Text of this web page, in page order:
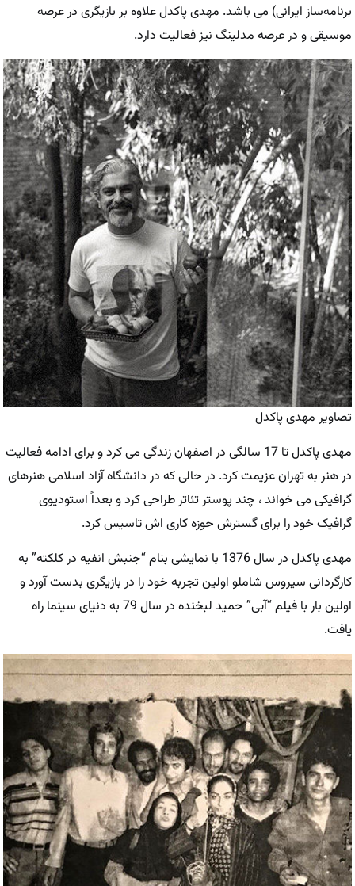
برنامه‌ساز ایرانی) می باشد. مهدی پاکدل علاوه بر بازیگری در عرصه
موسیقی و در عرصه مدلینگ نیز فعالیت دارد.
تصاویر مهدی پاکدل
مهدی پاکدل تا 17 سالگی در اصفهان زندگی می کرد و برای ادامه فعالیت
در هنر به تهران عزیمت کرد. در حالی که در دانشگاه آزاد اسلامی هنرهای
گرافیکی می خواند ، چند پوستر تئاتر طراحی کرد و بعداً استودیوی
گرافیک خود را برای گسترش حوزه کاری اش تاسیس کرد.
مهدی پاکدل در سال 1376 با نمایشی بنام “جنبش انفیه در کلکته” به
کارگردانی سیروس شاملو اولین تجربه خود را در بازیگری بدست آورد و
اولین بار با فیلم “آبی” حمید لبخنده در سال 79 به دنیای سینما راه
یافت.